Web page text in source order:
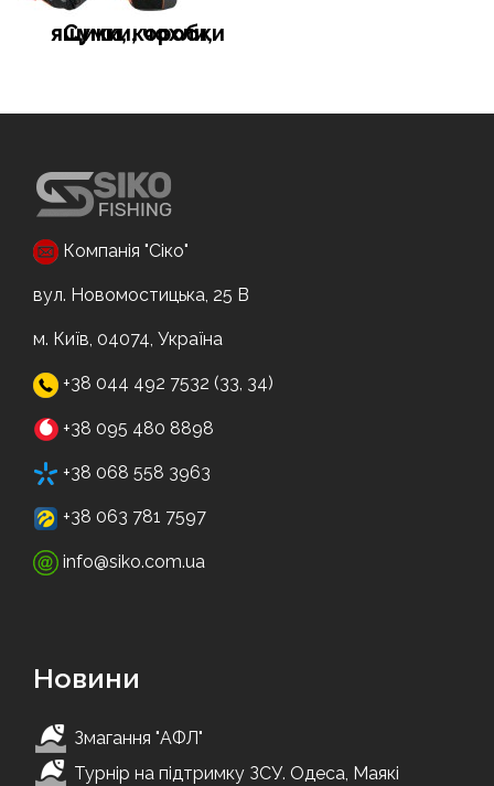
Сумки, чохли, ящики, коробки
Компанія "Сіко"
вул. Новомостицька, 25 В
м. Київ, 04074, Україна
+38 044 492 7532 (33, 34)
+38 095 480 8898
+38 068 558 3963
+38 063 781 7597
info@siko.com.ua
Новини
Змагання "АФЛ"
Турнір на підтримку ЗСУ. Одеса, Маякі